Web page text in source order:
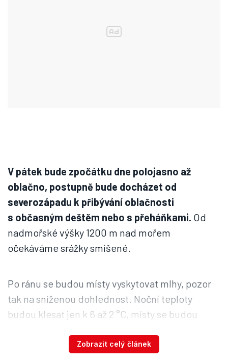
V pátek bude zpočátku dne polojasno až
oblačno, postupně bude docházet od
severozápadu k přibývání oblačnosti
s občasným deštěm nebo s přeháňkami. Od
nadmořské výšky 1200 m nad mořem
očekáváme srážky smíšené.
Po ránu se budou místy vyskytovat mlhy, pozor
tak na sníženou dohlednost. Noční teploty
budou klesat jen k 6 až 2 °C, místy se budou
se zastaví na 10 až 14 °C.Foukat bude slabý
Zobrazit celý článek